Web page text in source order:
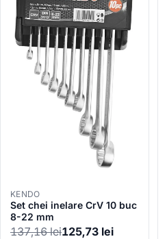
KENDO
Set chei inelare CrV 10 buc
8-22 mm
137,16lei125,73 lei